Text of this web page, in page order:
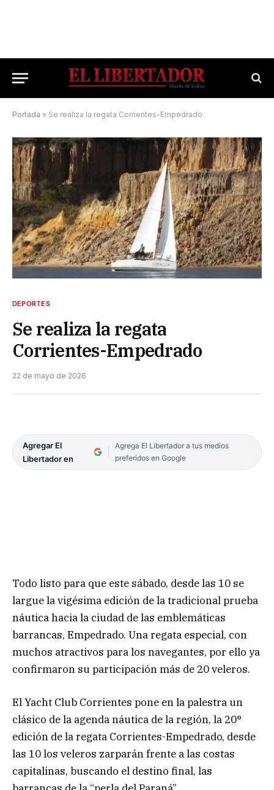
Portada » Se realiza la regata Corrientes-Empedrado
DEPORTES
Se realiza la regata
Corrientes-Empedrado
22 de mayo de 2026
Agregar El
Libertador en
Agrega El Libertador a tus medios
preferidos en Google
Todo listo para que este sábado, desde las 10 se
largue la vigésima edición de la tradicional prueba
náutica hacia la ciudad de las emblemáticas
barrancas, Empedrado. Una regata especial, con
muchos atractivos para los navegantes, por ello ya
confirmaron su participación más de 20 veleros.
El Yacht Club Corrientes pone en la palestra un
clásico de la agenda náutica de la región, la 20°
edición de la regata Corrientes-Empedrado, desde
las 10 los veleros zarparán frente a las costas
capitalinas, buscando el destino final, las